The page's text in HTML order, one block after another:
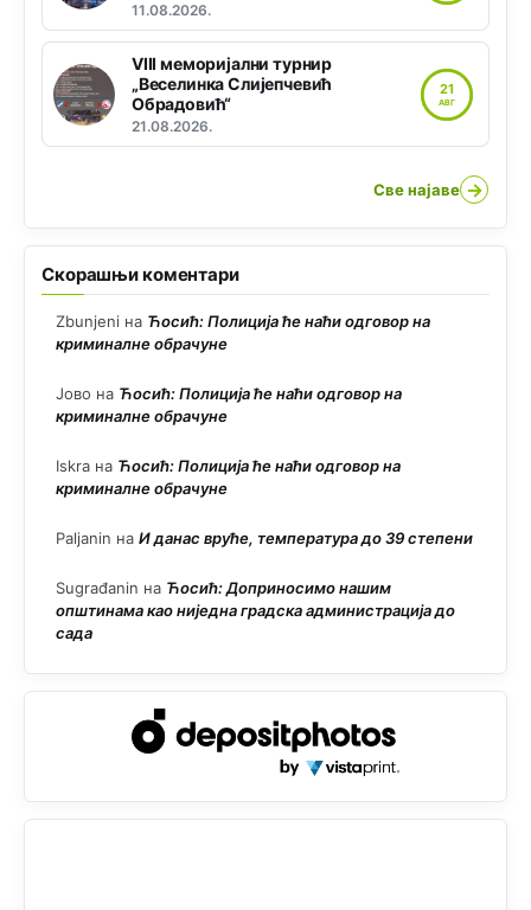
11.08.2026.
VIII меморијални турнир
„Веселинка Слијепчевић
Обрадовић“
21.08.2026.
21
АВГ
Све најаве →
Скорашњи коментари
Zbunjeni на Ћосић: Полиција ће наћи одговор на
криминалне обрачуне
Јово на Ћосић: Полиција ће наћи одговор на
криминалне обрачуне
Iskra на Ћосић: Полиција ће наћи одговор на
криминалне обрачуне
Paljanin на И данас вруће, температура до 39 степени
Sugrađanin на Ћосић: Доприносимо нашим
општинама као ниједна градска администрација до
сада